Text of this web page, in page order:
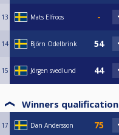
13 Mats Elfroos
14 Björn Odelbrink
15 Jörgen svedlund
Winners qualification
17 Dan Andersson